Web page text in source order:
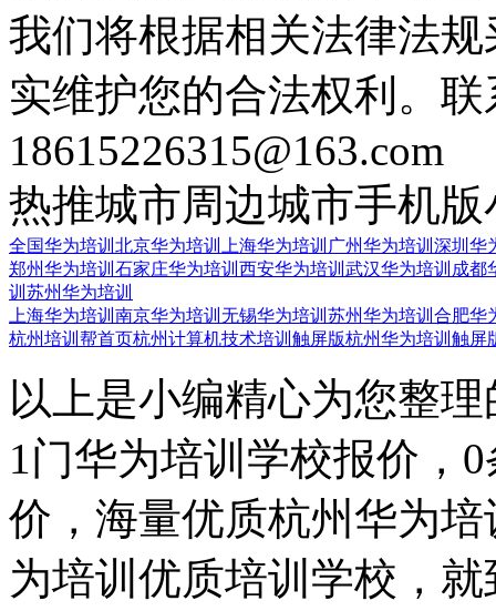
我们将根据相关法律法
实维护您的合法权利。
18615226315@163.com
热推城市周边城市手机版
全国华为培训 北京华为培训 上海华为培训 广州华为培训 深圳华
郑州华为培训 石家庄华为培训 西安华为培训 武汉华为培训 成都
训 苏州华为培训
上海华为培训 南京华为培训 无锡华为培训 苏州华为培训 合肥华
杭州培训帮首页杭州计算机技术培训触屏版杭州华为培训触屏
以上是小编精心为您整
1门华为培训学校报价，
价，海量优质杭州华为
为培训优质培训学校，